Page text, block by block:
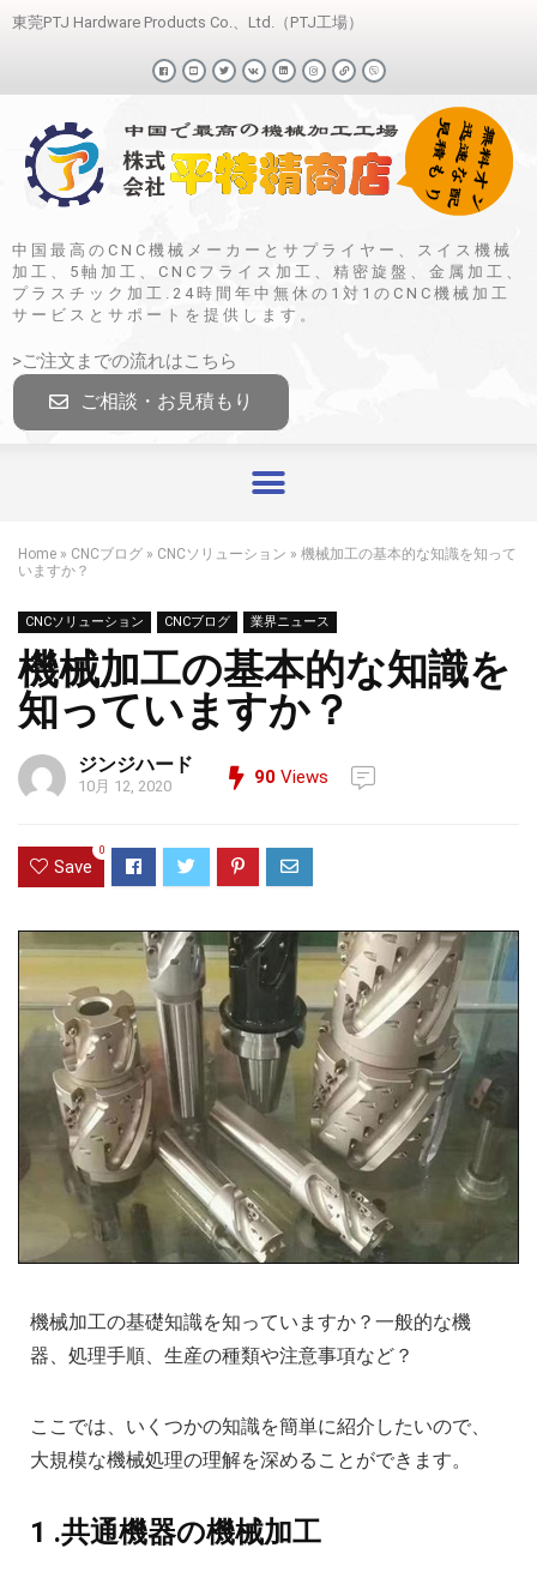
東莞PTJ Hardware Products Co.、Ltd.（PTJ工場）
中国最高のCNC機械メーカーとサプライヤー、スイス機械
加工、5軸加工、CNCフライス加工、精密旋盤、金属加工、
プラスチック加工.24時間年中無休の1対1のCNC機械加工
サービスとサポートを提供します。
>ご注文までの流れはこちら
ご相談・お見積もり
Home » CNCブログ » CNCソリューション » 機械加工の基本的な知識を知って
いますか？
CNCソリューション CNCブログ 業界ニュース
機械加工の基本的な知識を
知っていますか？
ジンジハード
10月 12, 2020 90 Views
Save
0
機械加工の基礎知識を知っていますか？一般的な機
器、処理手順、生産の種類や注意事項など？
ここでは、いくつかの知識を簡単に紹介したいので、
大規模な機械処理の理解を深めることができます。
1 .共通機器の機械加工